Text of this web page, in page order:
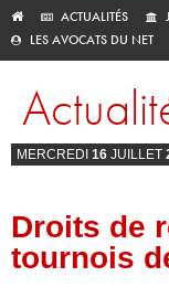
ACTUALITÉS
LES AVOCATS DU NET
MERCREDI 16 JUILLET
Droits de
tournois